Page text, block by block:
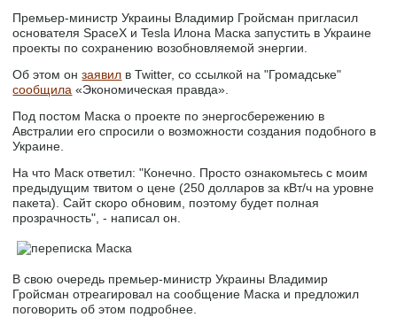
Премьер-министр Украины Владимир Гройсман пригласил
основателя SpaceX и Tesla Илона Маска запустить в Украине
проекты по сохранению возобновляемой энергии.
Об этом онзаявил в Twitter, со ссылкой на "Громадське"
сообщила «Экономическая правда».
Под постом Маска о проекте по энергосбережению в
Австралии его спросили о возможности создания подобного в
Украине.
На что Маск ответил: "Конечно. Просто ознакомьтесь с моим
предыдущим твитом о цене (250 долларов за кВт/ч на уровне
пакета). Сайт скоро обновим, поэтому будет полная
прозрачность", - написал он.
В свою очередь премьер-министр Украины Владимир
Гройсман отреагировал на сообщение Маска и предложил
поговорить об этом подробнее.